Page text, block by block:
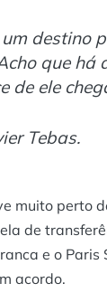
destino
que há
de ele
Tebas.
muito perto
de
e o
acordo.